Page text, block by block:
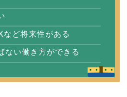
など将来性がある
ない働き方ができる